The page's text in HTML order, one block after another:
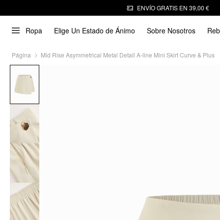
ENVÍO GRATIS EN 39,00 €
Ropa Elige Un Estado de Ánimo Sobre Nosotros
Página Mid Rise Asymmetrical Metal Detail A-line Mini Skirt Curve & Plus